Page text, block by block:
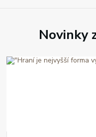
Novinky